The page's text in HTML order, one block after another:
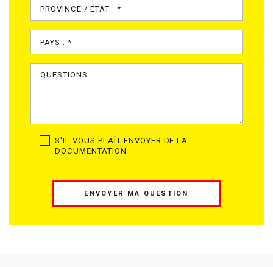
S'IL VOUS PLAÎT ENVOYER DE LA
DOCUMENTATION
ENVOYER MA QUESTION